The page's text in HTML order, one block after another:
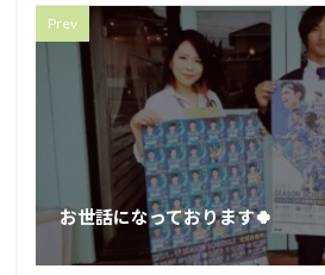
Prev
お世話になっております🍀⁡